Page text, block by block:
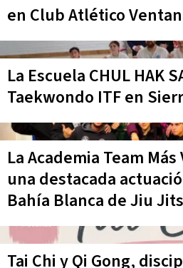
en Club Atlético
La Escuela CHUL HAK
Taekwondo ITF en
La Academia Team
una destacada
Bahía Blanca de Jiu
Tai Chi y Qi Gong,